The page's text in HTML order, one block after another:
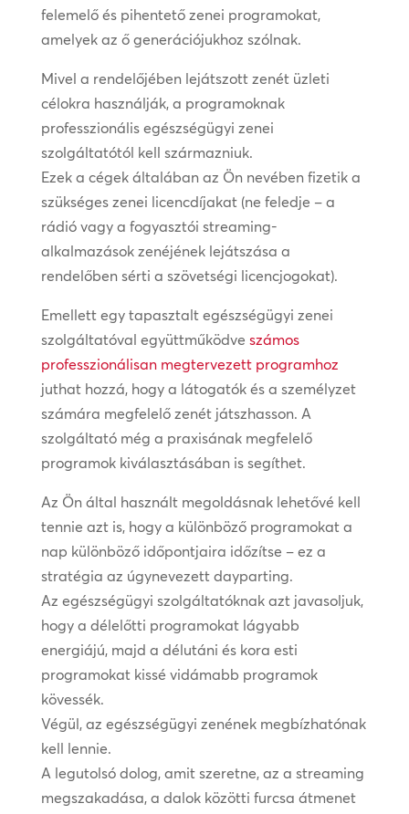
felemelő és pihentető zenei programokat,
amelyek az ő generációjukhoz szólnak.
Mivel a rendelőjében lejátszott zenét üzleti
célokra használják, a programoknak
professzionális egészségügyi zenei
szolgáltatótól kell származniuk.
Ezek a cégek általában az Ön nevében fizetik a
szükséges zenei licencdíjakat (ne feledje – a
rádió vagy a fogyasztói streaming-
alkalmazások zenéjének lejátszása a
rendelőben sérti a szövetségi licencjogokat).
Emellett egy tapasztalt egészségügyi zenei
szolgáltatóval együttműködve számos
professzionálisan megtervezett programhoz
juthat hozzá, hogy a látogatók és a személyzet
számára megfelelő zenét játszhasson. A
szolgáltató még a praxisának megfelelő
programok kiválasztásában is segíthet.
Az Ön által használt megoldásnak lehetővé kell
tennie azt is, hogy a különböző programokat a
nap különböző időpontjaira időzítse – ez a
stratégia az úgynevezett dayparting.
Az egészségügyi szolgáltatóknak azt javasoljuk,
hogy a délelőtti programokat lágyabb
energiájú, majd a délutáni és kora esti
programokat kissé vidámabb programok
kövessék.
Végül, az egészségügyi zenének megbízhatónak
kell lennie.
A legutolsó dolog, amit szeretne, az a streaming
megszakadása, a dalok közötti furcsa átmenet